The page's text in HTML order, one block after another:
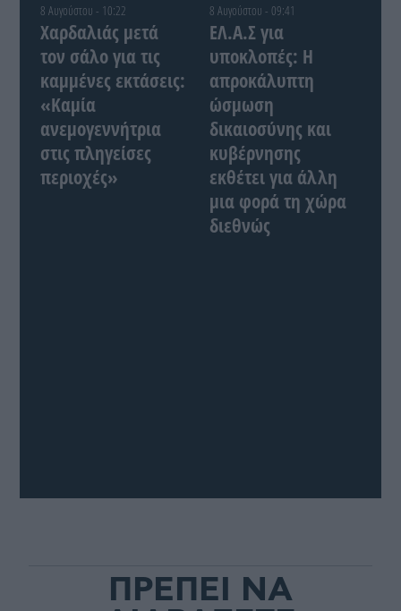
8 Αυγούστου - 10:22
Χαρδαλιάς μετά
τον σάλο για τις
καμμένες εκτάσεις:
«Καμία
ανεμογεννήτρια
στις πληγείσες
περιοχές»
8 Αυγούστου - 09:41
ΕΛ.Α.Σ για
υποκλοπές: Η
απροκάλυπτη
ώσμωση
δικαιοσύνης και
κυβέρνησης
εκθέτει για άλλη
μια φορά τη χώρα
διεθνώς
ΠΡΕΠΕΙ ΝΑ